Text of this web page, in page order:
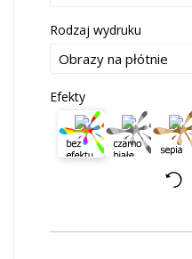
Rodzaj wydruku
Efekty